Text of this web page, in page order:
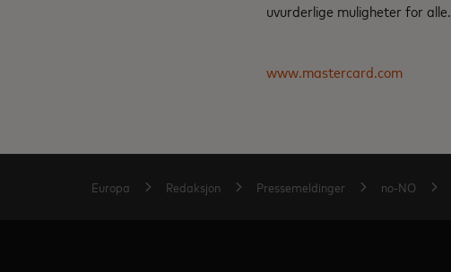
uvurderlige muligheter for alle.
www.mastercard.com
Europa Redaksjon Pressemeldinger no-NO